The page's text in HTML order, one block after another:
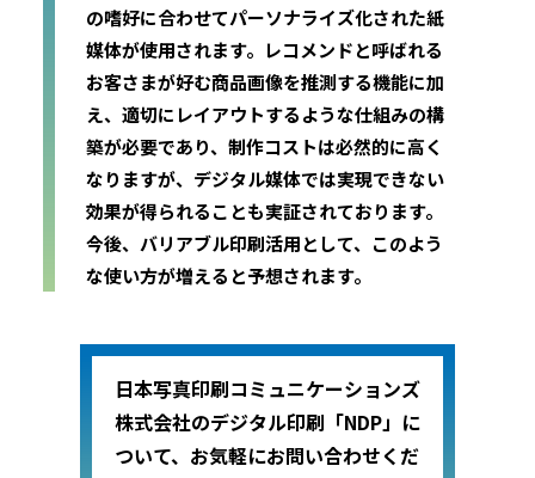
の嗜好に合わせてパーソナライズ化された紙
媒体が使用されます。レコメンドと呼ばれる
お客さまが好む商品画像を推測する機能に加
え、適切にレイアウトするような仕組みの構
築が必要であり、制作コストは必然的に高く
なりますが、デジタル媒体では実現できない
効果が得られることも実証されております。
今後、バリアブル印刷活用として、このよう
な使い方が増えると予想されます。
日本写真印刷コミュニケーションズ
株式会社のデジタル印刷「NDP」に
ついて、お気軽にお問い合わせくだ